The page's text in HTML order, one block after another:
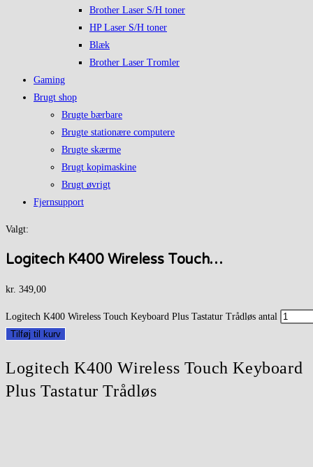
Brother Laser S/H toner
HP Laser S/H toner
Blæk
Brother Laser Tromler
Gaming
Brugt shop
Brugte bærbare
Brugte stationære computere
Brugte skærme
Brugt kopimaskine
Brugt øvrigt
Fjernsupport
Valgt:
Logitech K400 Wireless Touch…
kr. 349,00
Logitech K400 Wireless Touch Keyboard Plus Tastatur Trådløs antal
Tilføj til kurv
Logitech K400 Wireless Touch Keyboard
Plus Tastatur Trådløs